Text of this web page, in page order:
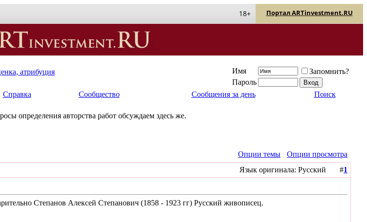
Портал ARTinvestment.RU
18+
атрибуция Имя
Запомнить?
Пароль
Справка Сообщество Сообщения за день Поиск
определения авторства работ обсуждаем здесь же.
Опции темы
Опции просмотра
Язык оригинала: Русский #1
Степанов Алексей Степанович (1858 - 1923 гг) Русский живописец.